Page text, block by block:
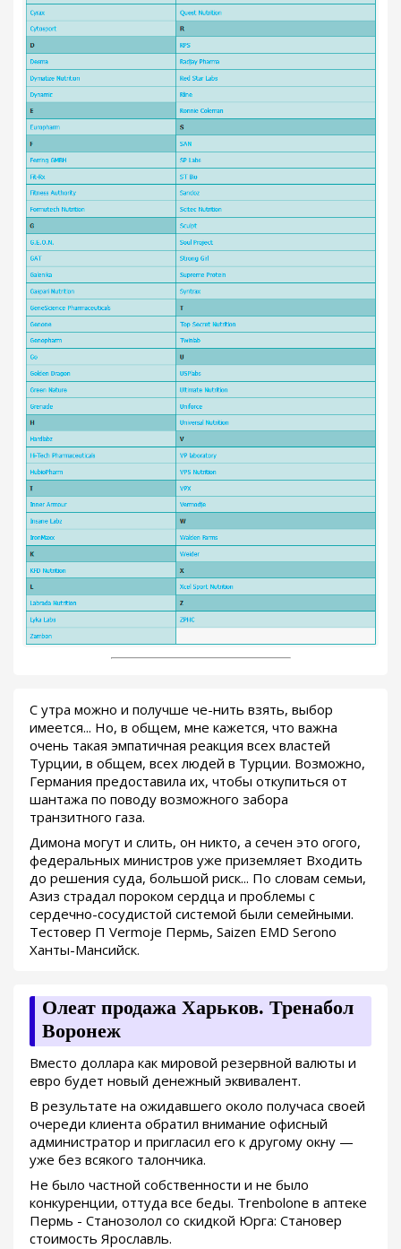
С утра можно и получше че-нить взять, выбор
имеется... Но, в общем, мне кажется, что важна
очень такая эмпатичная реакция всех властей
Турции, в общем, всех людей в Турции. Возможно,
Германия предоставила их, чтобы откупиться от
шантажа по поводу возможного забора
транзитного газа.
Димона могут и слить, он никто, а сечен это огого,
федеральных министров уже приземляет Входить
до решения суда, большой риск... По словам семьи,
Азиз страдал пороком сердца и проблемы с
сердечно-сосудистой системой были семейными.
Тестовер П Vermoje Пермь, Saizen EMD Serono
Ханты-Мансийск.
Олеат продажа Харьков. Тренабол
Воронеж
Вместо доллара как мировой резервной валюты и
евро будет новый денежный эквивалент.
В результате на ожидавшего около получаса своей
очереди клиента обратил внимание офисный
администратор и пригласил его к другому окну —
уже без всякого талончика.
Не было частной собственности и не было
конкуренции, оттуда все беды. Trenbolone в аптеке
Пермь - Станозолол со скидкой Юрга: Становер
стоимость Ярославль.